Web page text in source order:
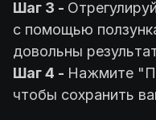
Шаг 3 -
с помощью
довольны
Шаг 4 - Нажмите
чтобы сохранить